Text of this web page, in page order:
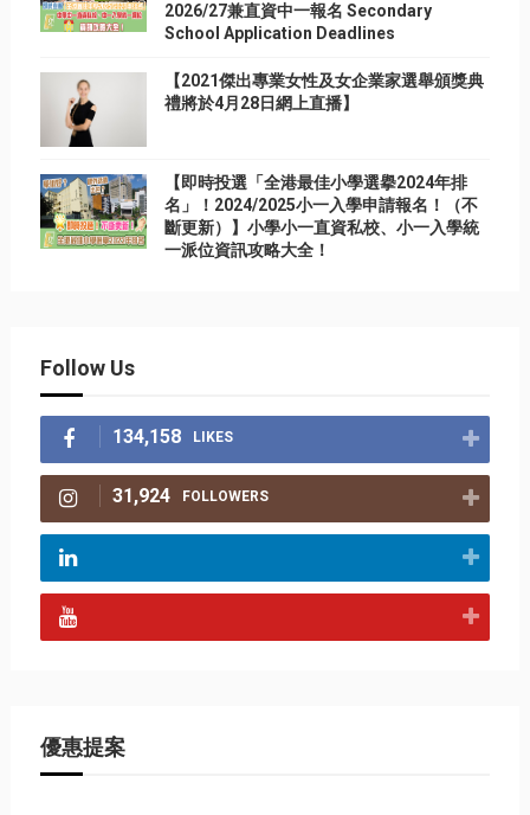
2026/27兼直資中一報名 Secondary
School Application Deadlines
【2021傑出專業女性及女企業家選舉頒獎典
禮將於4月28日網上直播】
【即時投選「全港最佳小學選擧2024年排
名」！2024/2025小一入學申請報名！（不
斷更新）】小學小一直資私校、小一入學統
一派位資訊攻略大全！
Follow Us
134,158 LIKES
31,924 FOLLOWERS
優惠提案